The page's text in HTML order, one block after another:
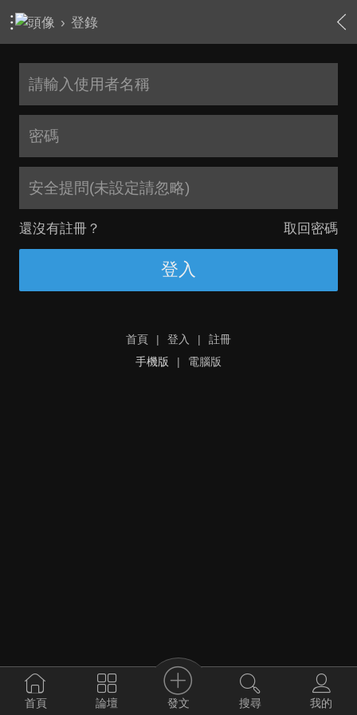
› 登錄
安全提問(未設定請忽略)
還沒有註冊？ 取回密碼
登入
首頁 | 登入 |
註冊
手機版
| 電腦版
首頁 論壇 發文 搜尋 我的